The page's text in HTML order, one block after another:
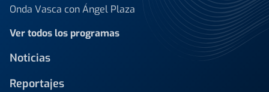
Onda Vasca con Ángel Plaza
Ver todos los programas
Noticias
Reportajes